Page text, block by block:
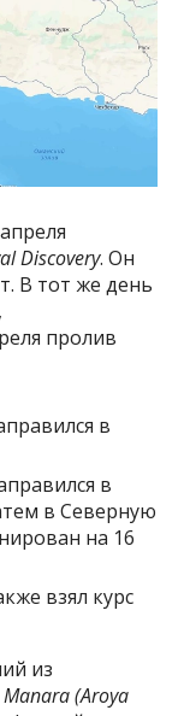
Discovery. Он
В тот же день
пролив
в
в
в Северную
на 16
взял курс
из
(Aroya